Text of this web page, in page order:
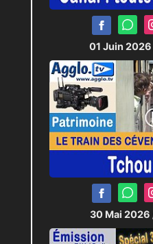
01 Juin 2026
30 Mai 2026